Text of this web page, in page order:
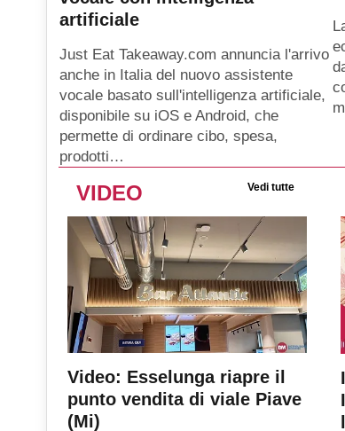
artificiale
Just Eat Takeaway.com annuncia l'arrivo
anche in Italia del nuovo assistente
vocale basato sull'intelligenza artificiale,
disponibile su iOS e Android, che
permette di ordinare cibo, spesa,
prodotti…
VIDEO Vedi tutte
Video: Esselunga riapre il
punto vendita di viale Piave
(Mi)